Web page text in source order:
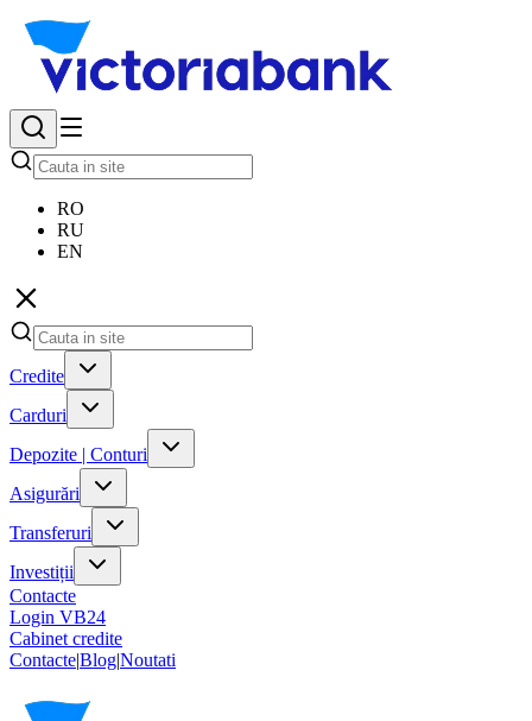
RO
RU
EN
Credite
Carduri
Depozite | Conturi
Asigurări
Transferuri
Investiții
Contacte
Login VB24
Cabinet credite
Contacte|Blog|Noutati